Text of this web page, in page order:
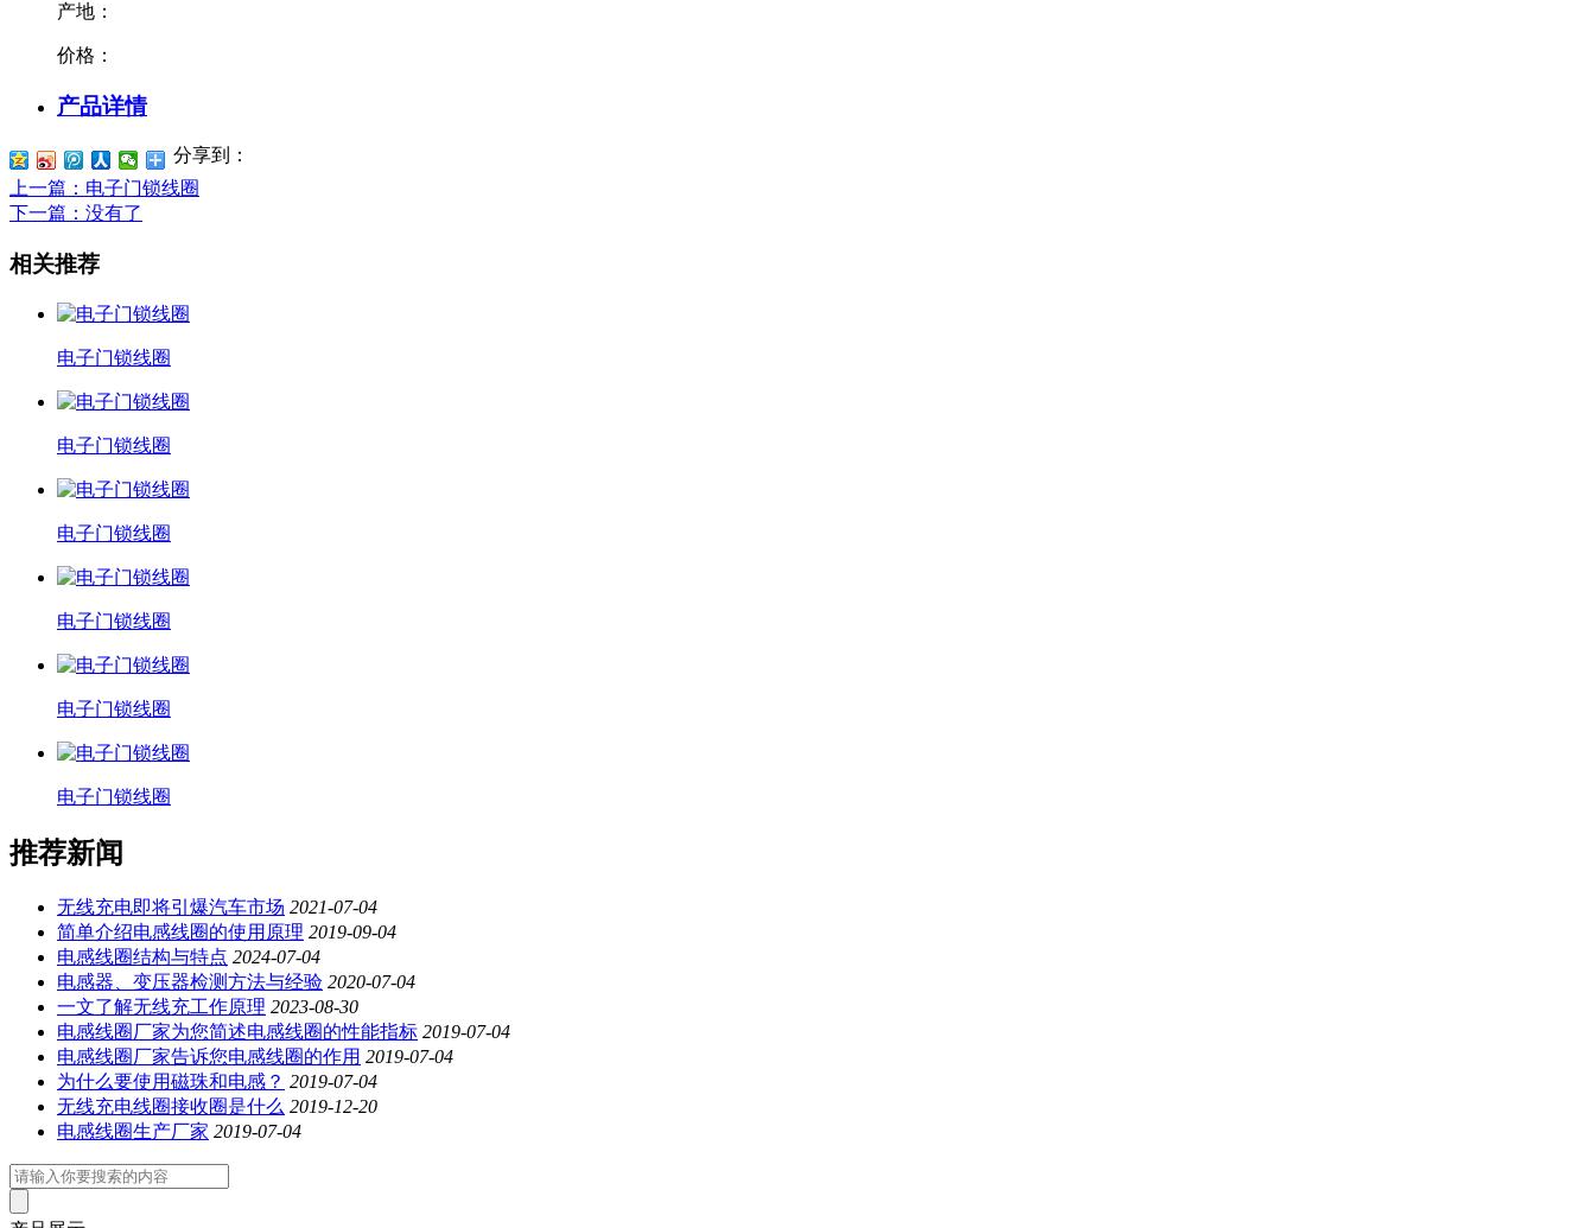
产地：
价格：
产品详情
分享到：
上一篇 ：电子门锁线圈
下一篇 ：没有了
相关推荐
电子门锁线圈
电子门锁线圈
电子门锁线圈
电子门锁线圈
电子门锁线圈
电子门锁线圈
推荐新闻
无线充电即将引爆汽车市场 2021-07-04
简单介绍电感线圈的使用原理 2019-09-04
电感线圈结构与特点 2024-07-04
电感器、变压器检测方法与经验 2020-07-04
一文了解无线充工作原理 2023-08-30
电感线圈厂家为您简述电感线圈的性能指标 2019-07-04
电感线圈厂家告诉您电感线圈的作用 2019-07-04
为什么要使用磁珠和电感？ 2019-07-04
无线充电线圈接收圈是什么 2019-12-20
电感线圈生产厂家 2019-07-04